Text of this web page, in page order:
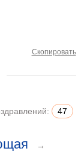
Скопировать
47
→